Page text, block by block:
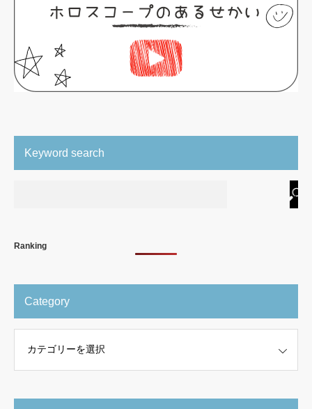
Keyword search
Ranking
Category